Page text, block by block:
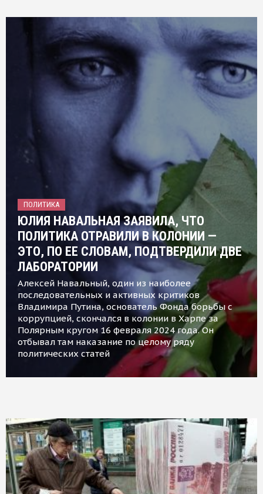
ПОЛИТИКА
ЮЛИЯ НАВАЛЬНАЯ ЗАЯВИЛА, ЧТО
ПОЛИТИКА ОТРАВИЛИ В КОЛОНИИ —
ЭТО, ПО ЕЕ СЛОВАМ, ПОДТВЕРДИЛИ ДВЕ
ЛАБОРАТОРИИ
Алексей Навальный, один из наиболее
последовательных и активных критиков
Владимира Путина, основатель Фонда борьбы с
коррупцией, скончался в колонии в Харпе за
Полярным кругом 16 февраля 2024 года. Он
отбывал там наказание по целому ряду
политических статей